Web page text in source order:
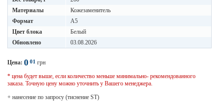
Материалы
Кожезаменитель
Формат
A5
Цвет блока
Белый
Обновлено
03.08.2026
Цена: 0 01 грн
* цена будет выше, если количество меньше минимально- рекомендованного
заказа. Точную цену можно уточнить у Вашего менеджера.
+ нанесение по запросу (тиснение ST)